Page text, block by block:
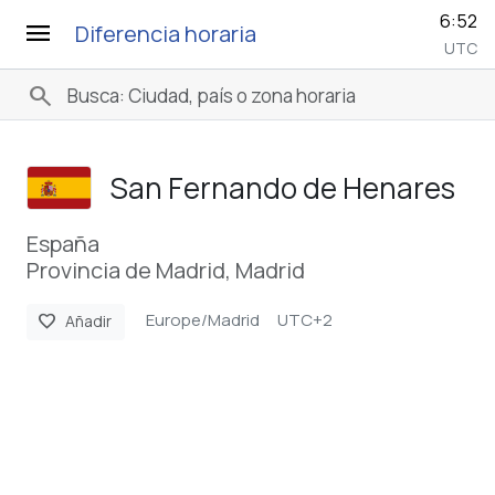
menu Diferencia horaria 6:52
UTC
search
San Fernando de Henares
España
Provincia de Madrid, Madrid
favorite Añadir Europe/Madrid UTC+2